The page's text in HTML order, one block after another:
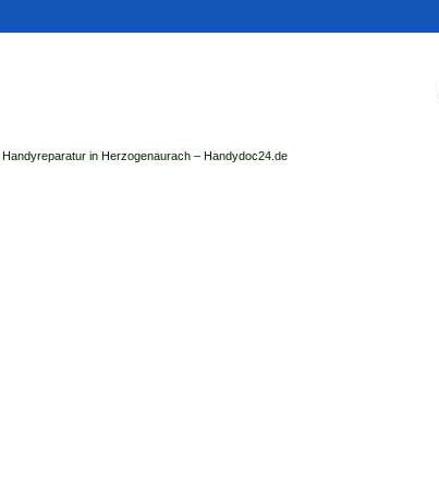
Handyreparatur in Herzogenaurach – Handydoc24.de